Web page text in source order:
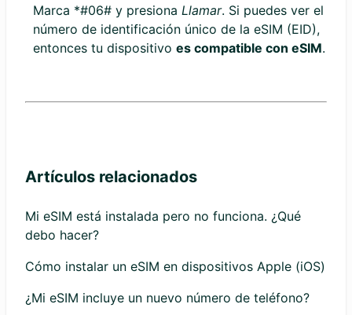
Marca *#06# y presiona Llamar. Si puedes ver el
número de identificación único de la eSIM (EID),
entonces tu dispositivo es compatible con eSIM.
Artículos relacionados
Mi eSIM está instalada pero no funciona. ¿Qué
debo hacer?
Cómo instalar un eSIM en dispositivos Apple (iOS)
¿Mi eSIM incluye un nuevo número de teléfono?